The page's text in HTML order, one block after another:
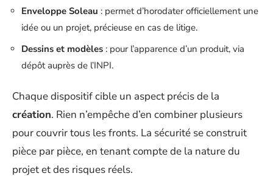
Enveloppe Soleau : permet d’horodater officiellement une
idée ou un projet, précieuse en cas de litige.
Dessins et modèles : pour l’apparence d’un produit, via
dépôt auprès de l’INPI.
Chaque dispositif cible un aspect précis de la
création. Rien n’empêche d’en combiner plusieurs
pour couvrir tous les fronts. La sécurité se construit
pièce par pièce, en tenant compte de la nature du
projet et des risques réels.